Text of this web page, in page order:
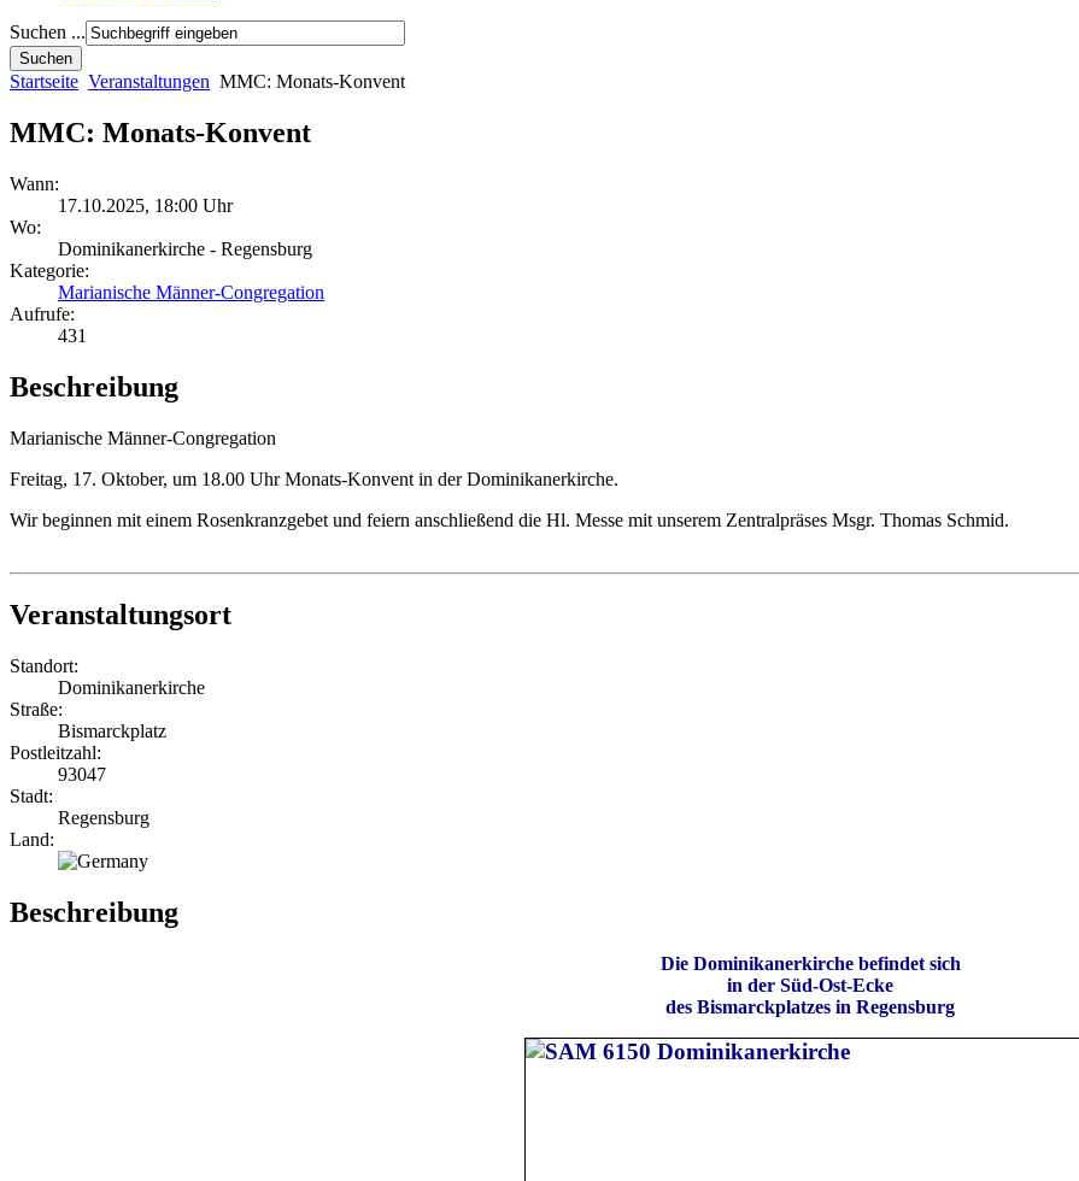
Suchen ...
Startseite Veranstaltungen MMC: Monats-Konvent
MMC: Monats-Konvent
Wann:
17.10.2025, 18:00 Uhr
Wo:
Dominikanerkirche - Regensburg
Kategorie:
Marianische Männer-Congregation
Aufrufe:
431
Beschreibung
Marianische Männer-Congregation
Freitag, 17. Oktober, um 18.00 Uhr Monats-Konvent in der Dominikanerkirche.
Wir beginnen mit einem Rosenkranzgebet und feiern anschließend die Hl. Messe mit unserem Zentralpräses Msgr. Thomas Schmid.
Veranstaltungsort
Standort:
Dominikanerkirche
Straße:
Bismarckplatz
Postleitzahl:
93047
Stadt:
Regensburg
Land:
Beschreibung
Die Dominikanerkirche befindet sich
in der Süd-Ost-Ecke
des Bismarckplatzes in Regensburg